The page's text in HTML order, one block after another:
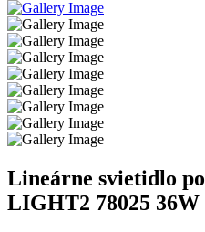
Lineárne svietidlo
LIGHT2 78025 36W